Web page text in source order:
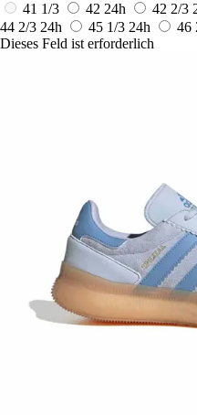
41 1/3 42 24h 42 2/3
44 2/3 24h 45 1/3 24h 46
Dieses Feld ist erforderlich